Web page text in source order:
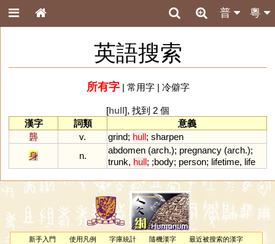
粵
普
英語搜索
所有字| 常用字| 冷僻字
[hull], 找到 2 個
漢字
詞類
意義
礱
v. grind; hull; sharpen
身
n.
abdomen (arch.); pregnancy (arch.);
trunk, hull; ;body; person; lifetime, life
新手入門 使用凡例 字庫統計 隨機漢字
最近被搜索的漢字